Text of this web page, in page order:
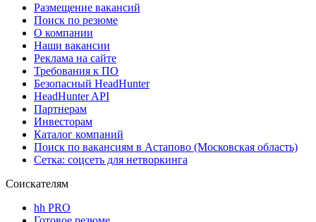
Размещение вакансий
Поиск по резюме
О компании
Наши вакансии
Реклама на сайте
Требования к ПО
Безопасный HeadHunter
HeadHunter API
Партнерам
Инвесторам
Каталог компаний
Поиск по вакансиям в Астапово (Московская область)
Сетка: соцсеть для нетворкинга
Соискателям
hh PRO